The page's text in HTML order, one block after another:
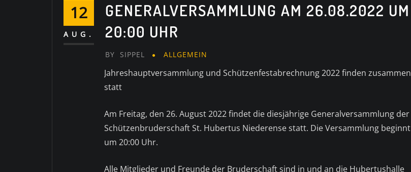
12
AUG.
GENERALVERSAMMLUNG AM 26.08.2022 UM
20:00 UHR
BY SIPPEL ALLGEMEIN
Jahreshauptversammlung und Schützenfestabrechnung 2022 finden zusammen
statt
Am Freitag, den 26. August 2022 findet die diesjährige Generalversammlung der
Schützenbruderschaft St. Hubertus Niederense statt. Die Versammlung beginnt
um 20:00 Uhr.
Alle Mitglieder und Freunde der Bruderschaft sind in und an die Hubertushalle